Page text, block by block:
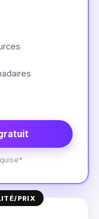
PRIX